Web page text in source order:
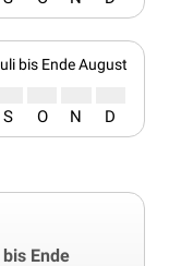
bis Ende August
S O N D
Ende